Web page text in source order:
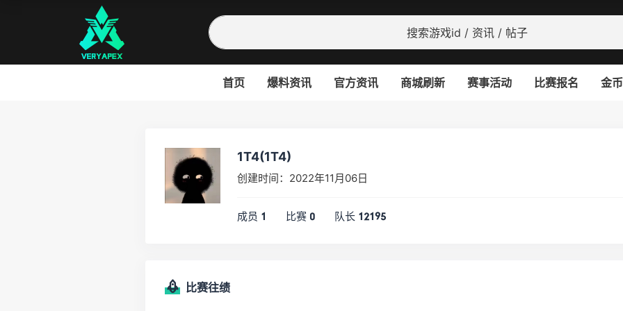
首页 爆料资讯 官方资讯 商城刷新 赛事活动 比赛报名 金
1T4(1T4)
创建时间：2022年11月06日
成员 1 比赛 0 队长 12195
比赛往绩